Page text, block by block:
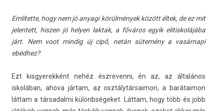
Említette, hogy nem jó an­yagi körülmények között éltek, de ez mit
jelen­tett, hisz­en jó hely­en lak­tak, a főváros egyik elitis­kolájába
járt. Nem voot min­dig új cipő, netán sütemény a vasárnapi
ebédhez?
Ezt kis­gyerek­ként nehéz észreven­ni, én az, az általános
iskolában, ahova jártam, az osztálytár­saimon, a barátaimon
láttam a tár­sadal­mi különbségeket. Láttam, hogy több és jobb